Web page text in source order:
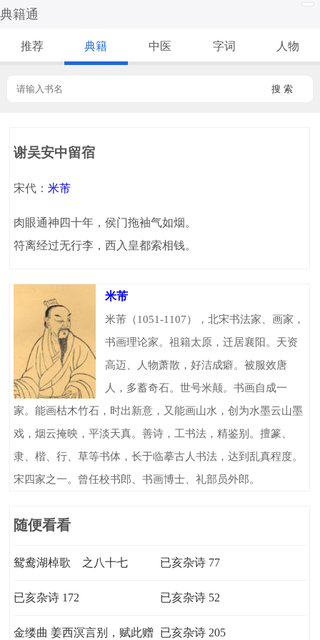
典籍通
推荐 典籍 中医 字词 人物
搜 索
谢吴安中留宿
宋代：米芾
肉眼通神四十年，侯门拖袖气如烟。
符离经过无行李，西入皇都索相钱。
米芾
米芾（1051-1107），北宋书法家、画家，
书画理论家。祖籍太原，迁居襄阳。天资
高迈、人物萧散，好洁成癖。被服效唐
人，多蓄奇石。世号米颠。书画自成一
家。能画枯木竹石，时出新意，又能画山水，创为水墨云山墨
戏，烟云掩映，平淡天真。善诗，工书法，精鉴别。擅篆、
隶、楷、行、草等书体，长于临摹古人书法，达到乱真程度。
宋四家之一。曾任校书郎、书画博士、礼部员外郎。
随便看看
鸳鸯湖棹歌 之八十七 已亥杂诗 77
已亥杂诗 172 已亥杂诗 52
金缕曲 姜西溟言别，赋此赠 已亥杂诗 205